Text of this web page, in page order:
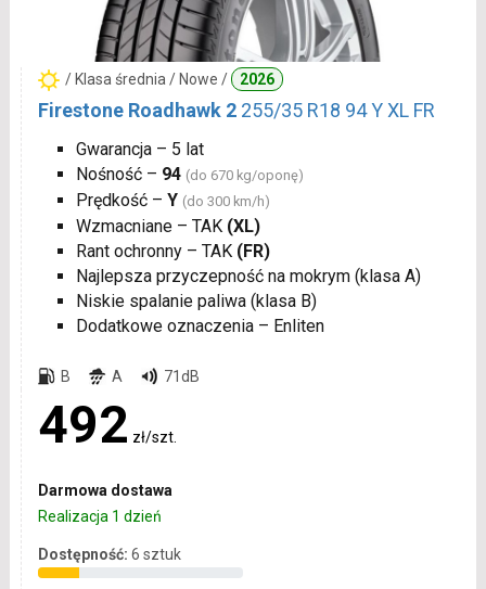
/ Klasa średnia / Nowe / 2026
Firestone Roadhawk 2 255/35 R18 94 Y XL FR
Gwarancja – 5 lat
Nośność – 94 (do 670 kg/oponę)
Prędkość – Y (do 300 km/h)
Wzmacniane – TAK (XL)
Rant ochronny – TAK (FR)
Najlepsza przyczepność na mokrym (klasa A)
Niskie spalanie paliwa (klasa B)
Dodatkowe oznaczenia – Enliten
B A 71dB
492 zł/szt.
Darmowa dostawa
Realizacja 1 dzień
Dostępność: 6 sztuk